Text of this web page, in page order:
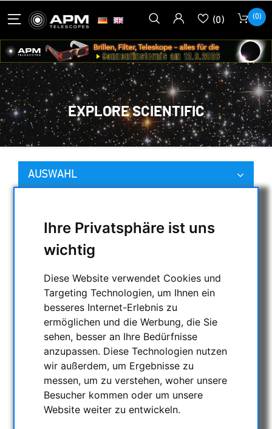
Ihre Privatsphäre ist uns
wichtig
Diese Website verwendet Cookies und
Targeting Technologien, um Ihnen ein
besseres Internet-Erlebnis zu
ermöglichen und die Werbung, die Sie
sehen, besser an Ihre Bedürfnisse
anzupassen. Diese Technologien nutzen
wir außerdem, um Ergebnisse zu
messen, um zu verstehen, woher unsere
Besucher kommen oder um unsere
Website weiter zu entwickeln.
(0) (0)
EXPLORE SCIENTIFIC
AUSWAHL
KATEGORIEN
NACHTSICHTGERÄTE , WÄRMEKAMERAS &
AKTUELLE ANGEBOTE
ASTROPROFESSIONAL TELESCOPES
APM PRODUKTE
ASTROEINSTIEG
SONNENBEOBACHTUNG
FERNGLÄSER, SPEKTIVE
TELESKOPE